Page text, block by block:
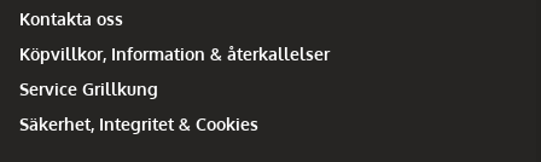
Kontakta oss
Köpvillkor, Information & återkallelser
Service Grillkung
Säkerhet, Integritet & Cookies